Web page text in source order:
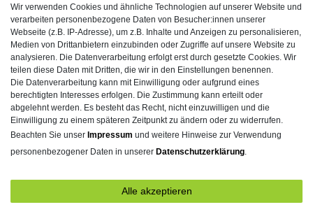
Wir unterstützen die Polizei
Kundenfeedback auf ShopVote
Impressum Daten­schutz­erklärung AGB
Barrierefreiheitserklärung Widerrufs­recht
Vertrag widerrufen Kontakt
Wir verwenden Cookies und ähnliche Technologien auf unserer Website und
verarbeiten personenbezogene Daten von Besucher:innen unserer
Webseite (z.B. IP-Adresse), um z.B. Inhalte und Anzeigen zu personalisieren,
Medien von Drittanbietern einzubinden oder Zugriffe auf unsere Website zu
analysieren. Die Datenverarbeitung erfolgt erst durch gesetzte Cookies. Wir
teilen diese Daten mit Dritten, die wir in den Einstellungen benennen.
Die Datenverarbeitung kann mit Einwilligung oder aufgrund eines
berechtigten Interesses erfolgen. Die Zustimmung kann erteilt oder
abgelehnt werden. Es besteht das Recht, nicht einzuwilligen und die
Einwilligung zu einem späteren Zeitpunkt zu ändern oder zu widerrufen.
Beachten Sie unser Impressum und weitere Hinweise zur Verwendung
personenbezogener Daten in unserer Daten­schutz­erklärung.
Alle akzeptieren